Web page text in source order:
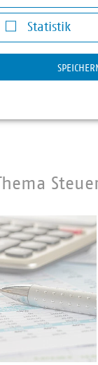
Darstellung von
Statistik
Statistik